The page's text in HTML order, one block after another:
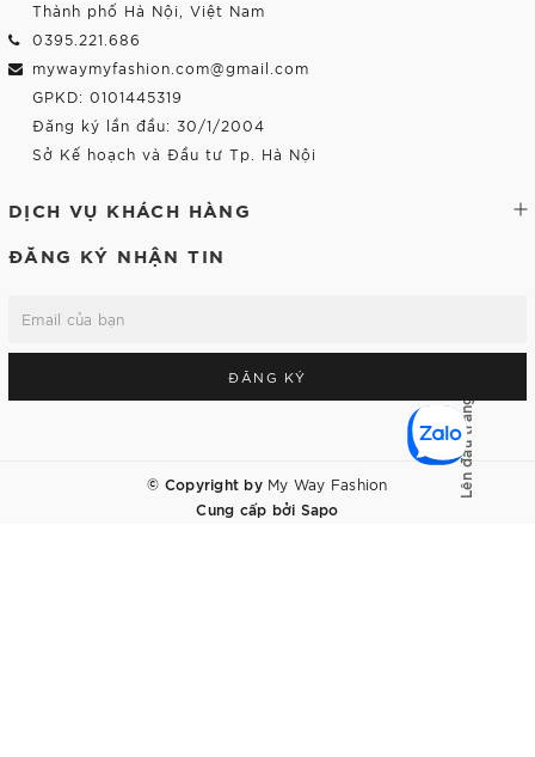
Thành phố Hà Nội, Việt Nam
0395.221.686
mywaymyfashion.com@gmail.com
GPKD: 0101445319
Đăng ký lần đầu: 30/1/2004
Sở Kế hoạch và Đầu tư Tp. Hà Nội
DỊCH VỤ KHÁCH HÀNG
ĐĂNG KÝ NHẬN TIN
ĐĂNG KÝ
© Copyright by My Way Fashion
Cung cấp bởi Sapo
Lên đầu trang